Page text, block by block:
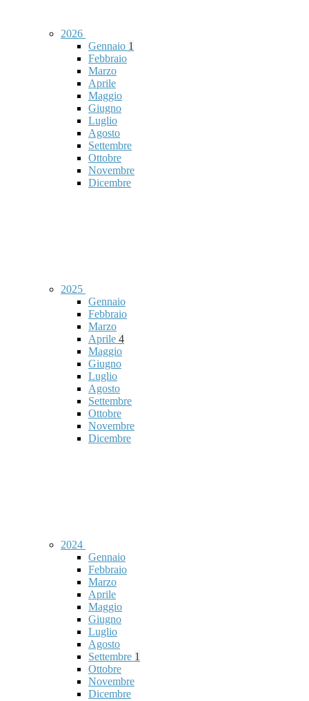
2026
Gennaio 1
Febbraio
Marzo
Aprile
Maggio
Giugno
Luglio
Agosto
Settembre
Ottobre
Novembre
Dicembre
2025
Gennaio
Febbraio
Marzo
Aprile 4
Maggio
Giugno
Luglio
Agosto
Settembre
Ottobre
Novembre
Dicembre
2024
Gennaio
Febbraio
Marzo
Aprile
Maggio
Giugno
Luglio
Agosto
Settembre 1
Ottobre
Novembre
Dicembre